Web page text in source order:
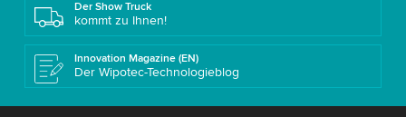
Der Show Truck
kommt zu Ihnen!
Innovation Magazine (EN)
Der Wipotec-Technologieblog